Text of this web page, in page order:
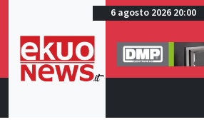
6 agosto 2026 20:00